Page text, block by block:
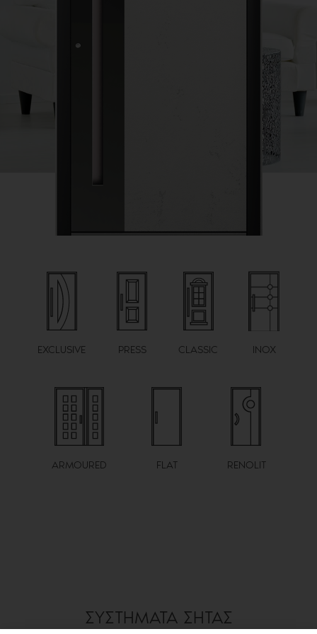
EXCLUSIVE PRESS CLASSIC INOX
ARMOURED FLAT RENOLIT
ΣΥΣΤΗΜΑΤΑ ΣΗΤΑΣ